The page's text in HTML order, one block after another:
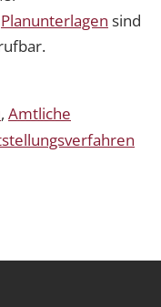
Planunterlagen sind
, Amtliche